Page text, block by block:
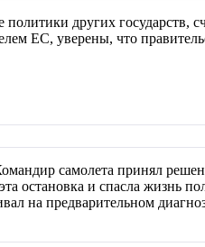
политики других государств,
ЕС, уверены, что
самолета принял
остановка и спасла жизнь
на предварительном